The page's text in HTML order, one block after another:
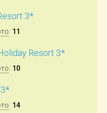
3*
: 11
Resort 3*
: 10
: 14